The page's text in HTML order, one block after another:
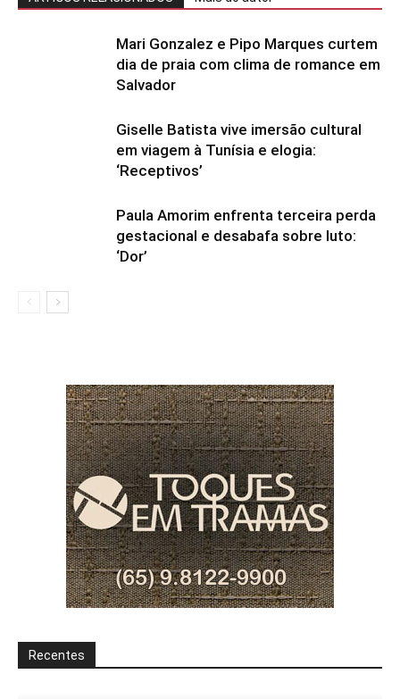
Mari Gonzalez e Pipo Marques curtem
dia de praia com clima de romance em
Salvador
Giselle Batista vive imersão cultural
em viagem à Tunísia e elogia:
‘Receptivos’
Paula Amorim enfrenta terceira perda
gestacional e desabafa sobre luto:
‘Dor’
Recentes